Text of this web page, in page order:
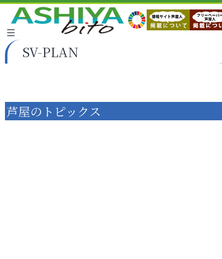
SV-PLAN
芦屋のトピックス